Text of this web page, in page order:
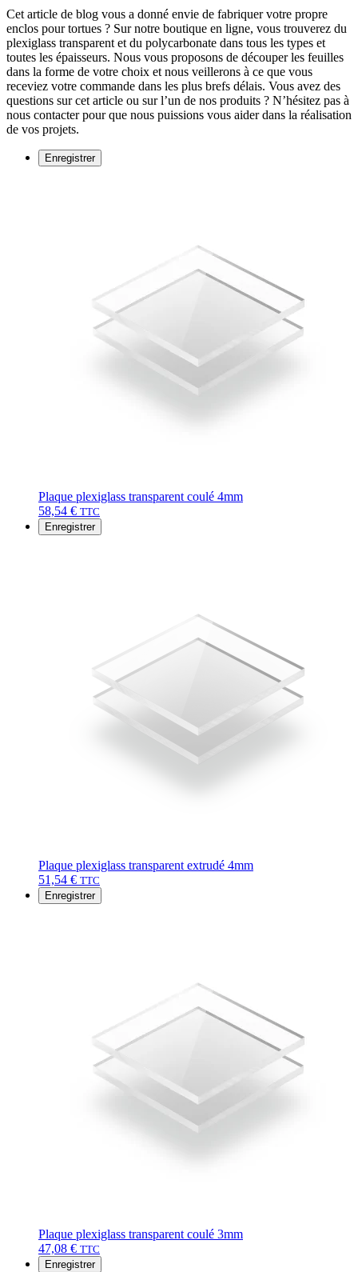
Cet article de blog vous a donné envie de fabriquer votre propre
enclos pour tortues ? Sur notre boutique en ligne, vous trouverez du
plexiglass transparent et du polycarbonate dans tous les types et
toutes les épaisseurs. Nous vous proposons de découper les feuilles
dans la forme de votre choix et nous veillerons à ce que vous
receviez votre commande dans les plus brefs délais. Vous avez des
questions sur cet article ou sur l’un de nos produits ? N’hésitez pas à
nous contacter pour que nous puissions vous aider dans la réalisation
de vos projets.
Enregistrer
Plaque plexiglass transparent coulé 4mm
58,54 € TTC
Enregistrer
Plaque plexiglass transparent extrudé 4mm
51,54 € TTC
Enregistrer
Plaque plexiglass transparent coulé 3mm
47,08 € TTC
Enregistrer